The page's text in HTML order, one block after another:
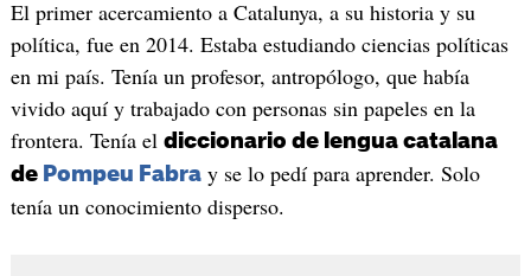
El primer acercamiento a Catalunya, a su historia y su
política, fue en 2014. Estaba estudiando ciencias políticas
en mi país. Tenía un profesor, antropólogo, que había
vivido aquí y trabajado con personas sin papeles en la
frontera. Tenía el diccionario de lengua catalana
de Pompeu Fabray se lo pedí para aprender. Solo
tenía un conocimiento disperso.